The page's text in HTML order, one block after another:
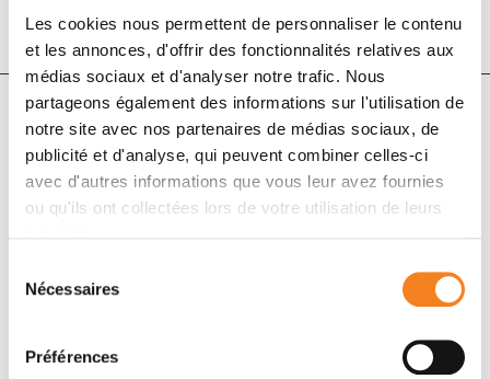
Les cookies nous permettent de personnaliser le contenu
et les annonces, d'offrir des fonctionnalités relatives aux
médias sociaux et d'analyser notre trafic. Nous
partageons également des informations sur l'utilisation de
notre site avec nos partenaires de médias sociaux, de
publicité et d'analyse, qui peuvent combiner celles-ci
avec d'autres informations que vous leur avez fournies
ou qu'ils ont collectées lors de votre utilisation de leurs
Nécessaires
Préférences
Auteurs
M.A. Franzoi, E. Romano, M. Piccart